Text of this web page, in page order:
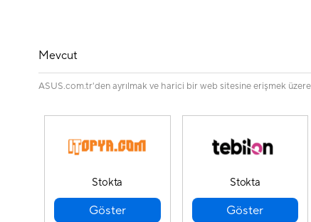
Mevcut
ASUS.com.tr'den ayrılmak ve harici bir web sitesine erişmek
Stokta
Göster
Stokta
Göster